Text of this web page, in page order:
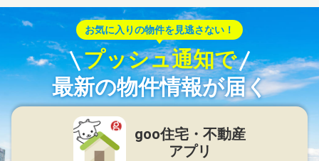
お気に入りの物件を見逃さない！
プッシュ通知で
最新の物件情報が届く
goo住宅・不動産
アプリ